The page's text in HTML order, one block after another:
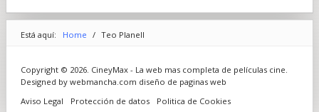
Está aquí: Home / Teo Planell
Copyright © 2026. CineyMax - La web mas completa de películas cine.
Designed by webmancha.com diseño de paginas web
Aviso Legal
Protección de datos Politica de Cookies